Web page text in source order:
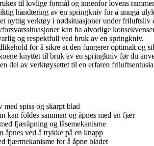
til lovlige formål og innenfor lovens
håndtering av en springkniv for å unngå
nyttig verktøy i nødsituasjoner under friluftsliv
kan ha alvorlige
og respektfull ved bruk av en springkniv.
for å sikre at den fungerer optimalt og
knyttet til bruk av en springkniv før du
del av verktøysettet til en erfaren
med spiss og skarpt blad
kan foldes sammen og åpnes med en fjær
fjæråpning og låsemekanisme
åpnes ved å trykke på en knapp
fjærmekanisme for å åpne bladet